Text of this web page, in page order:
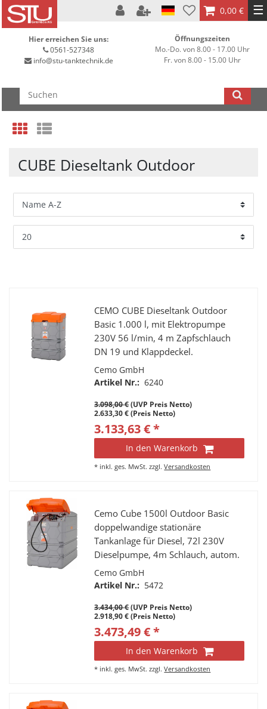
0,00 € ☰
Hier erreichen Sie uns:
0561-527348
info@stu-tanktechnik.de
Öffnungszeiten
Mo.-Do. von 8.00 - 17.00 Uhr
Fr. von 8.00 - 15.00 Uhr
CUBE Dieseltank Outdoor
CEMO CUBE Dieseltank Outdoor
Basic 1.000 l, mit Elektropumpe
230V 56 l/min, 4 m Zapfschlauch
DN 19 und Klappdeckel.
Cemo GmbH
Artikel Nr.: 6240
3.098,00 €(UVP Preis Netto)
2.633,30 € (Preis Netto)
3.133,63 € *
In den Warenkorb
* inkl. ges. MwSt. zzgl.Versandkosten
Cemo Cube 1500l Outdoor Basic
doppelwandige stationäre
Tankanlage für Diesel, 72l 230V
Dieselpumpe, 4m Schlauch, autom.
Zapfpistole, Deckel
Cemo GmbH
Artikel Nr.: 5472
3.434,00 €(UVP Preis Netto)
2.918,90 € (Preis Netto)
3.473,49 € *
In den Warenkorb
* inkl. ges. MwSt. zzgl.Versandkosten